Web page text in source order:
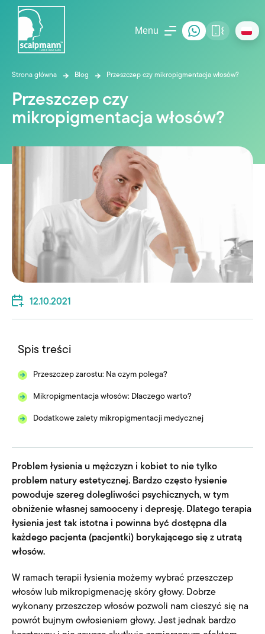
Menu
Strona główna Blog Przeszczep czy mikropigmentacja włosów?
Przeszczep czy
mikropigmentacja włosów?
12.10.2021
Spis treści
Przeszczep zarostu: Na czym polega?
Mikropigmentacja włosów: Dlaczego warto?
Dodatkowe zalety mikropigmentacji medycznej
Problem łysienia u mężczyzn i kobiet to nie tylko
problem natury estetycznej. Bardzo często łysienie
powoduje szereg dolegliwości psychicznych, w tym
obniżenie własnej samooceny i depresję. Dlatego terapia
łysienia jest tak istotna i powinna być dostępna dla
każdego pacjenta (pacjentki) borykającego się z utratą
włosów.
W ramach terapii łysienia możemy wybrać przeszczep
włosów lub mikropigmenację skóry głowy. Dobrze
wykonany przeszczep włosów pozwoli nam cieszyć się na
powrót bujnym owłosieniem głowy. Jest jednak bardzo